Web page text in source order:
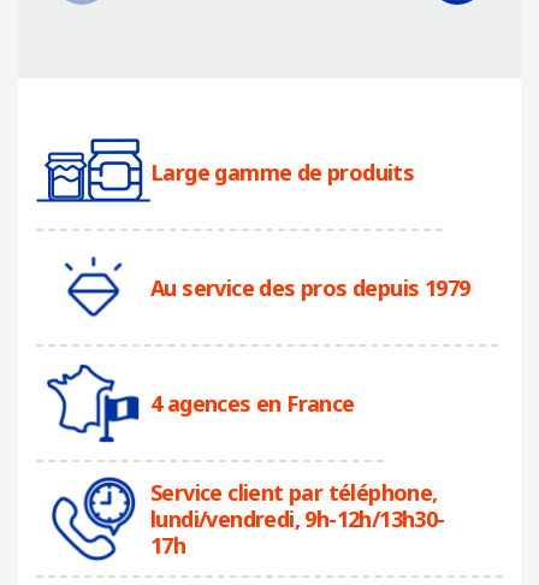
Large gamme de produits
Au service des pros depuis 1979
4 agences en France
Service client par téléphone,
lundi/vendredi, 9h-12h/13h30-
17h